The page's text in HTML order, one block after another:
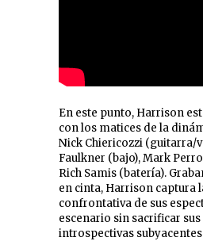
En este punto, Harrison
con los matices de la
Nick Chiericozzi (guitarra/
Faulkner (bajo), Mark
Rich Samis (batería).
en cinta, Harrison captura
confrontativa de sus
escenario sin sacrificar
introspectivas